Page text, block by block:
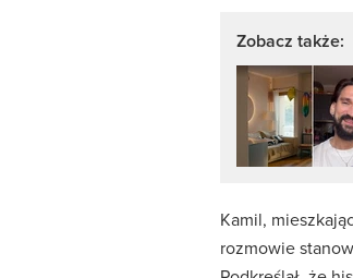
Zobacz także:
Kamil,
rozmowie